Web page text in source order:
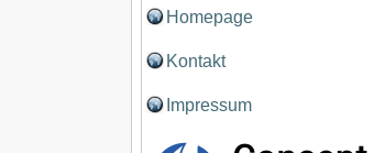
Homepage
Kontakt
Impressum